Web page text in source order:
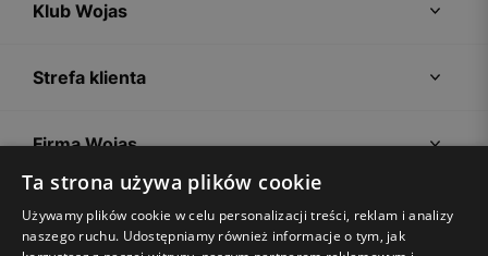
Klub Wojas
Strefa klienta
Firma Wojas
Porady
Ta strona używa plików cookie
Używamy plików cookie w celu personalizacji treści, reklam i analizy
naszego ruchu. Udostępniamy również informacje o tym, jak